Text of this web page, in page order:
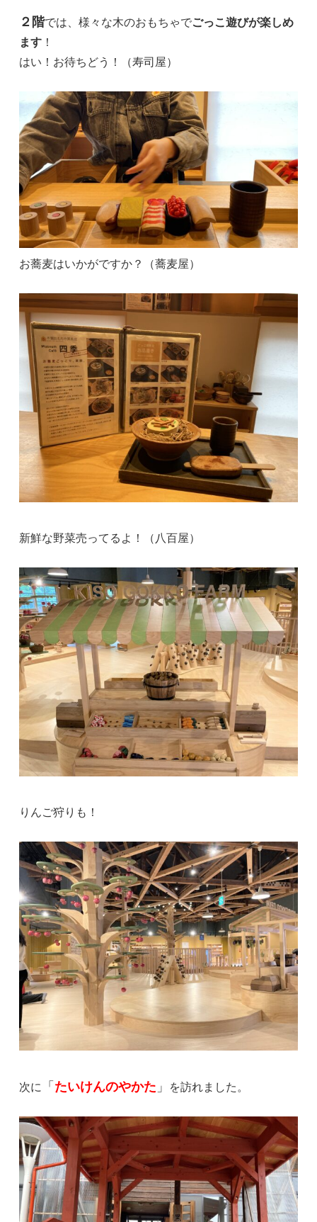
２階では、様々な木のおもちゃでごっこ遊びが楽しめ
ます ！
はい！お待ちどう！（寿司屋）
お蕎麦はいかがですか？（蕎麦屋）
新鮮な野菜売ってるよ！（八百屋）
りんご狩りも！
次に 「たいけんのやかた 」 を訪れました。